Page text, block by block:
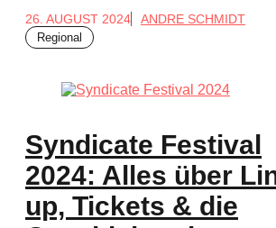
26. AUGUST 2024 ANDRE SCHMIDT
Regional
Syndicate Festival
2024: Alles über
up, Tickets & die